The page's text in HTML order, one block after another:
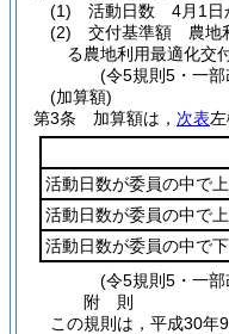
(1)
活動日数 4月1日
(2)
交付基準額 農地
る農地利用最適化交
(令5規則5・一部
(加算額)
第3条
加算額は， 次表
活動日数が委員の中で
活動日数が委員の中で
活動日数が委員の中で
(令5規則5・一部
附 則
この規則は，平成30年